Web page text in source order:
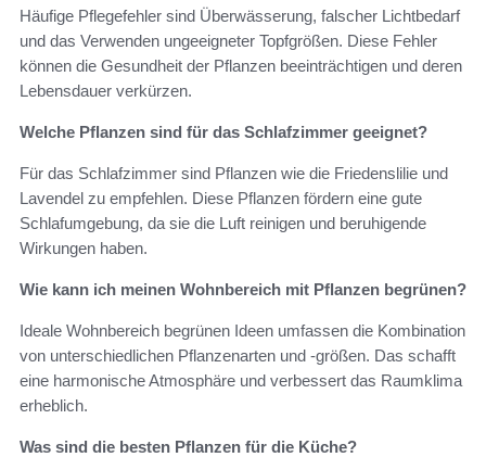
Häufige Pflegefehler sind Überwässerung, falscher Lichtbedarf
und das Verwenden ungeeigneter Topfgrößen. Diese Fehler
können die Gesundheit der Pflanzen beeinträchtigen und deren
Lebensdauer verkürzen.
Welche Pflanzen sind für das Schlafzimmer geeignet?
Für das Schlafzimmer sind Pflanzen wie die Friedenslilie und
Lavendel zu empfehlen. Diese Pflanzen fördern eine gute
Schlafumgebung, da sie die Luft reinigen und beruhigende
Wirkungen haben.
Wie kann ich meinen Wohnbereich mit Pflanzen begrünen?
Ideale Wohnbereich begrünen Ideen umfassen die Kombination
von unterschiedlichen Pflanzenarten und -größen. Das schafft
eine harmonische Atmosphäre und verbessert das Raumklima
erheblich.
Was sind die besten Pflanzen für die Küche?